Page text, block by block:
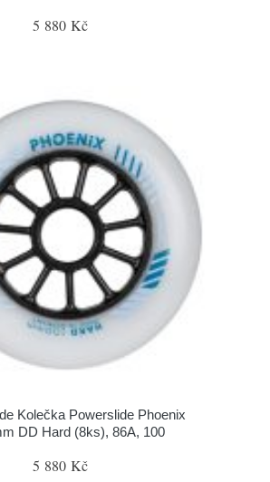
5 880 Kč
Kolečka Powerslide Phoenix
DD Hard (8ks), 86A, 100
5 880 Kč